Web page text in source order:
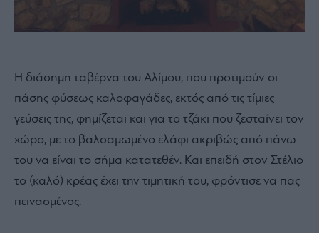
Η διάσημη ταβέρνα του Αλίμου, που προτιμούν οι
πάσης φύσεως καλοφαγάδες, εκτός από τις τίμιες
γεύσεις της, φημίζεται και για το τζάκι που ζεσταίνει τον
χώρο, με το βαλσαμωμένο ελάφι ακριβώς από πάνω
του να είναι το σήμα κατατεθέν. Και επειδή στον Στέλιο
το (καλό) κρέας έχει την τιμητική του, φρόντισε να πας
πεινασμένος.